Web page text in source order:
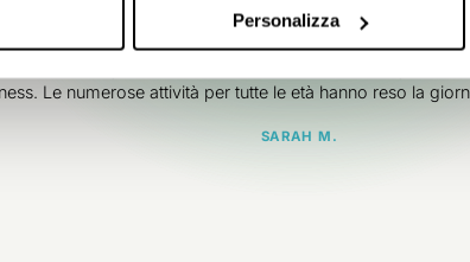
Personalizza
“È stato meraviglioso!”
nostra famiglia! I bambini hanno adorato le sale giochi a
Le numerose attività per tutte le età hanno reso la
SARAH M.